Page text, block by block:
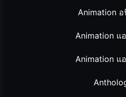
Animation
Animation แ
Animation แ